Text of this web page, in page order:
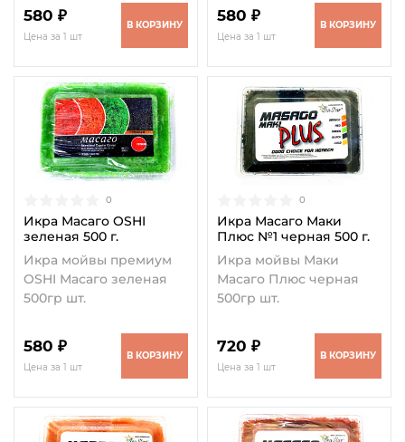
580 ₽
Цена за 1 шт
В КОРЗИНУ
580 ₽
Цена за 1 шт
В КОРЗИНУ
0
Икра Масаго OSHI
зеленая 500 г.
Икра мойвы премиум
OSHI Масаго зеленая
500гр шт.
580 ₽
Цена за 1 шт
В КОРЗИНУ
0
Икра Масаго Маки
Плюс №1 черная 500 г.
Икра мойвы Маки
Масаго Плюс черная
500гр шт.
720 ₽
Цена за 1 шт
В КОРЗИНУ